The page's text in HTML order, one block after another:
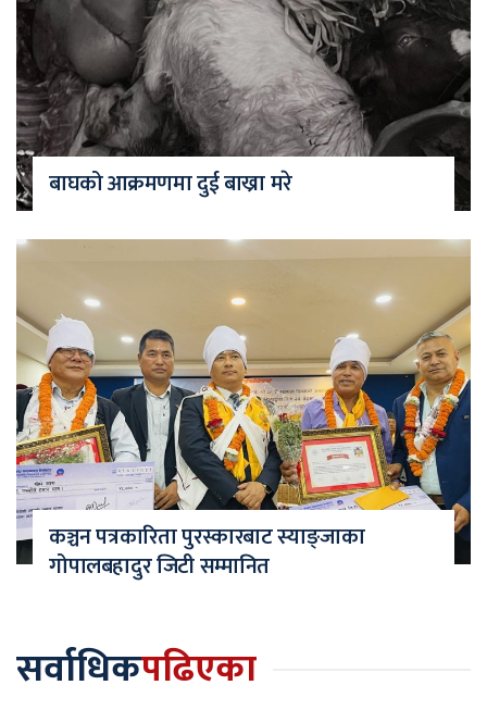
बाघको आक्रमणमा दुई बाख्रा मरे
कञ्चन पत्रकारिता पुरस्कारबाट स्याङ्जाका
गोपालबहादुर जिटी सम्मानित
सर्वाधिकपढिएका